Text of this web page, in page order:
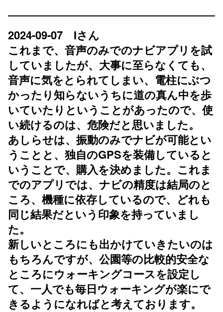
2024-09-07 Iさん
これまで、音声のみでのナビアプリを試
していましたが、大事に至らなくても、
音声に気をとられてしまい、電柱にぶつ
かったり知らないうちに道の真ん中を歩
いていたりということがあったので、使
い続けるのは、危険だと思いました。
あしらせは、振動のみでナビが可能とい
うことと、独自のGPSを装備していると
いうことで、購入を決めました。これま
でのアプリでは、ナビの精度は結局のと
ころ、機種に依存しているので、どれも
同じ結果だという印象を持っていまし
た。
新しいところにも出かけていきたいのは
もちろんですが、公園等の比較的安全な
ところにウォーキングコースを設定し
て、一人でも毎日ウォーキングが楽にで
きるようになればと考えております。